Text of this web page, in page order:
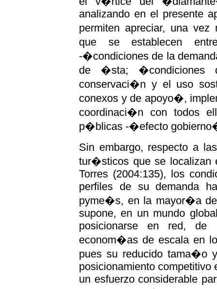
analizando en el presente
permiten apreciar, una
que se establecen
-�condiciones de la
de �sta; �condiciones
conservaci�n y el uso
conexos y de apoyo�,
coordinaci�n con todos
p�blicas -�efecto
Sin embargo, respecto a
tur�sticos que se localizan
Torres (2004:135), los
perfiles de su demanda
pyme�s, en la mayor�a
supone, en un mundo
posicionarse en red, de
econom�as de escala en
pues su reducido tama�o
posicionamiento competitivo
un esfuerzo considerable